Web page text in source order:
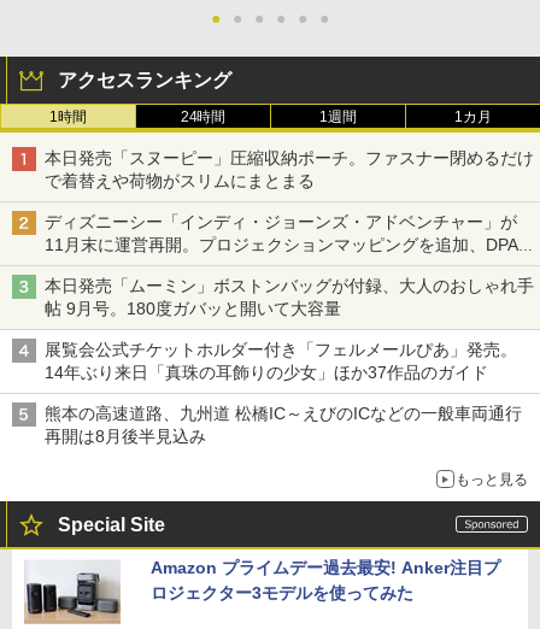
● ● ● ● ● ●
アクセスランキング
1時間 24時間 1週間 1カ月
本日発売「スヌーピー」圧縮収納ポーチ。ファスナー閉めるだけ
で着替えや荷物がスリムにまとまる
ディズニーシー「インディ・ジョーンズ・アドベンチャー」が
11月末に運営再開。プロジェクションマッピングを追加、DPA
は1500円
本日発売「ムーミン」ボストンバッグが付録、大人のおしゃれ手
帖 9月号。180度ガバッと開いて大容量
展覧会公式チケットホルダー付き「フェルメールぴあ」発売。
14年ぶり来日「真珠の耳飾りの少女」ほか37作品のガイド
熊本の高速道路、九州道 松橋IC～えびのICなどの一般車両通行
再開は8月後半見込み
もっと見る
Special Site
Amazon プライムデー過去最安! Anker注目プ
ロジェクター3モデルを使ってみた